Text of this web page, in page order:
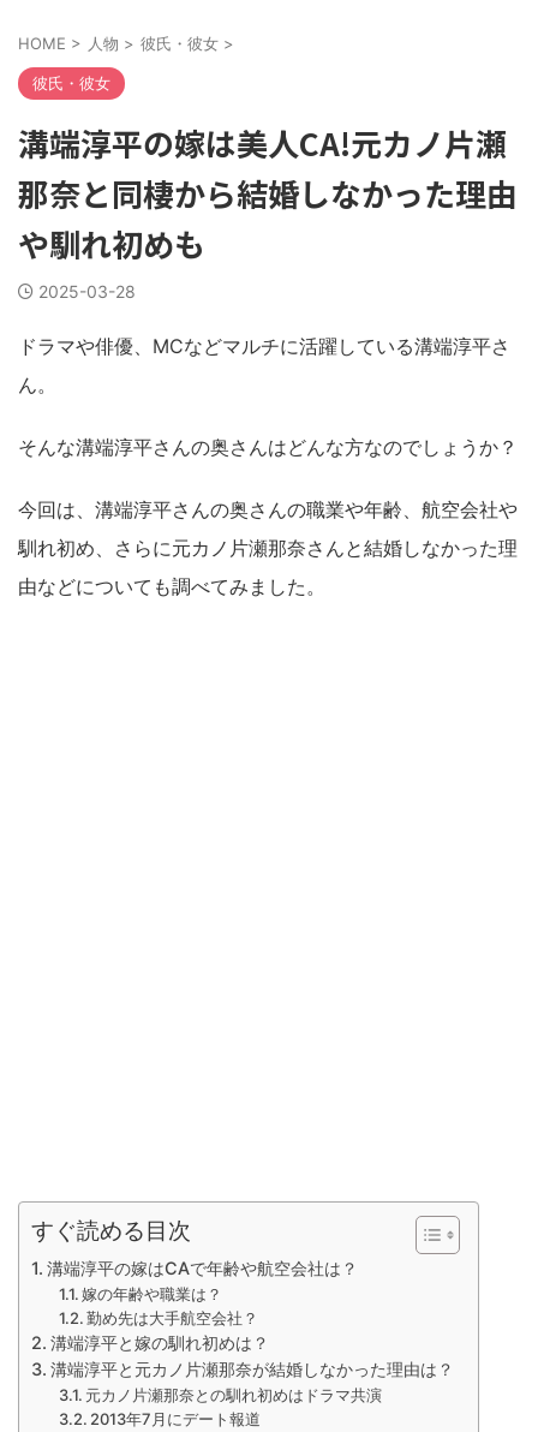
HOME > 人物 > 彼氏・彼女 >
彼氏・彼女
溝端淳平の嫁は美人CA!元カノ片瀬
那奈と同棲から結婚しなかった理由
や馴れ初めも
2025-03-28
ドラマや俳優、MCなどマルチに活躍している溝端淳平さ
ん。
そんな溝端淳平さんの奥さんはどんな方なのでしょうか？
今回は、溝端淳平さんの奥さんの職業や年齢、航空会社や
馴れ初め、さらに元カノ片瀬那奈さんと結婚しなかった理
由などについても調べてみました。
すぐ読める目次
溝端淳平の嫁はCAで年齢や航空会社は？
嫁の年齢や職業は？
勤め先は大手航空会社？
溝端淳平と嫁の馴れ初めは？
溝端淳平と元カノ片瀬那奈が結婚しなかった理由は？
元カノ片瀬那奈との馴れ初めはドラマ共演
2013年7月にデート報道